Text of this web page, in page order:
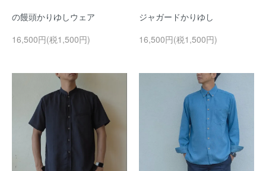
の饅頭かりゆしウェア
16,500円(税1,500円)
ジャガードかりゆし
16,500円(税1,500円)